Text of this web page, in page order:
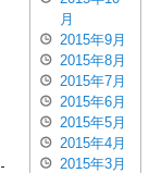
月
2015年9月
2015年8月
2015年7月
2015年6月
2015年5月
2015年4月
2015年3月